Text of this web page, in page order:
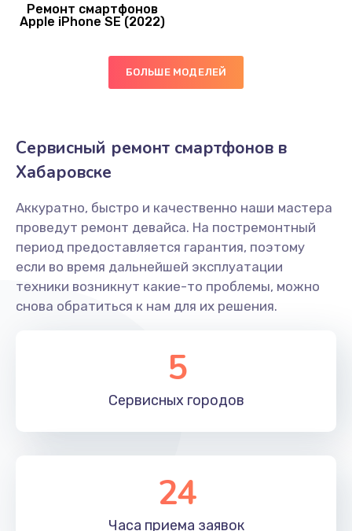
Ремонт смартфонов
Apple iPhone SE (2022)
БОЛЬШЕ МОДЕЛЕЙ
Сервисный ремонт смартфонов в
Хабаровске
Аккуратно, быстро и качественно наши мастера
проведут ремонт девайса. На постремонтный
период предоставляется гарантия, поэтому
если во время дальнейшей эксплуатации
техники возникнут какие-то проблемы, можно
снова обратиться к нам для их решения.
5
Сервисных городов
24
Часа приема заявок